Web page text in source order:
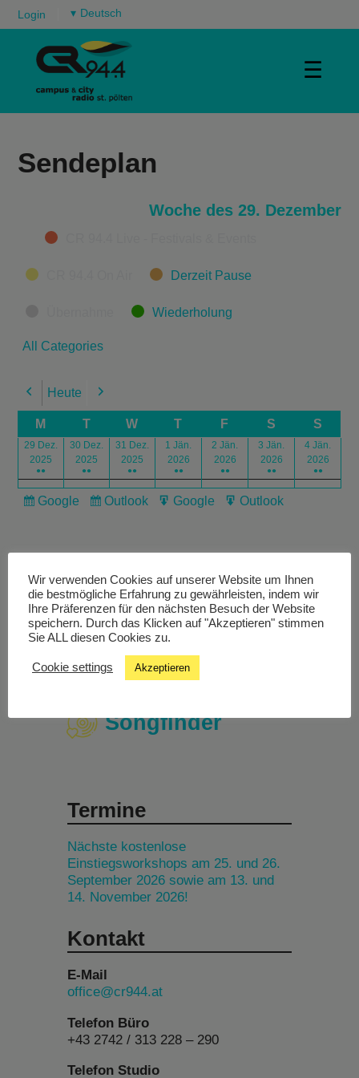
Login ▾
☰
Sendeplan
Woche des 29. Dezember
Categories
Derzeit Pause
Wiederholung
All Categories
Previous
Heute Next
M T W T F S S
29 Dez.
2025
●●
30 Dez.
2025
●●
31 Dez.
2025
●●
1 Jän.
2026
●●
2 Jän.
2026
●●
3 Jän.
2026
●●
4 Jän.
2026
●●
Subscribe
Google
Subscribe
Outlook
Export
Google
Export
Outlook
Livestream
Studiochat
Songfinder
Termine
Nächste kostenlose
Einstiegsworkshops am 25. und 26.
September 2026 sowie am 13. und
14. November 2026!
Kontakt
E-Mail
office@cr944.at
Telefon Büro
+43 2742 / 313 228 – 290
Telefon Studio
Wir verwenden Cookies auf unserer Website um Ihnen
die bestmögliche Erfahrung zu gewährleisten, indem wir
Ihre Präferenzen für den nächsten Besuch der Website
speichern. Durch das Klicken auf "Akzeptieren" stimmen
Sie ALL diesen Cookies zu.
Cookie settings Akzeptieren